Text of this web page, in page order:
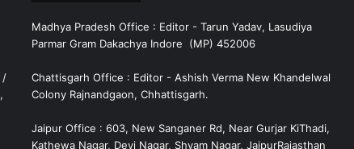
/
Madhya Pradesh Office : Editor - Tarun Yadav, Lasudiya
Parmar Gram Dakachya Indore (MP) 452006
Chattisgarh Office : Editor - Ashish Verma New Khandelwal
Colony Rajnandgaon, Chhattisgarh.
Jaipur Office : 603, New Sanganer Rd, Near Gurjar KiThadi,
Kathewa Nagar, Devi Nagar, Shyam Nagar, JaipurRajasthan